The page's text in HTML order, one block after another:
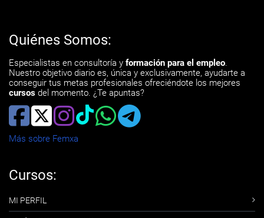
Quiénes Somos:
Especialistas en consultoría y formación para el empleo.
Nuestro objetivo diario es, única y exclusivamente, ayudarte a
conseguir tus metas profesionales ofreciéndote los mejores
cursos del momento. ¿Te apuntas?
Más sobre Femxa
Cursos:
MI PERFIL